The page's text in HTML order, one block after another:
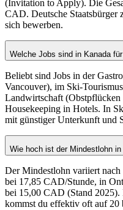
(Invitation to Apply). Die
CAD. Deutsche Staatsbürger
sich bewerben.
Welche Jobs sind in Kanada
Beliebt sind Jobs in der
Vancouver), im Ski-
Landwirtschaft
Housekeeping in Hotels. In
mit günstiger Unterkunft und
Wie hoch ist der Mindestlohn in
Der Mindestlohn variiert
bei 17,85 CAD/Stunde, in
bei 15,00 CAD (Stand
kommst du effektiv oft auf 20